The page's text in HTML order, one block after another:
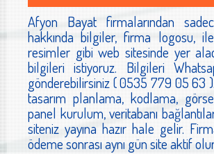
Afyon Bayat firmalarından
hakkında bilgiler, firma logosu,
resimler gibi web sitesinde yer
bilgileri istiyoruz. Bilgileri
gönderebilirsiniz ( 0535 779 05 63
tasarım planlama, kodlama,
panel kurulum, veritabanı
siteniz yayına hazır hale gelir.
ödeme sonrası aynı gün site aktif